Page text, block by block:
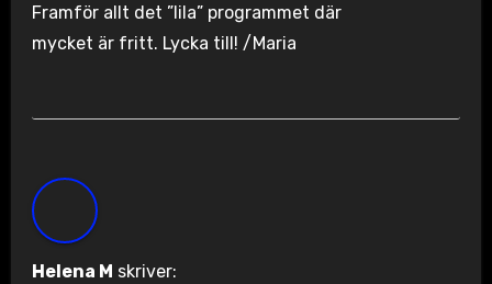
Framför allt det ”lila” programmet där
mycket är fritt. Lycka till! /Maria
Helena M skriver: